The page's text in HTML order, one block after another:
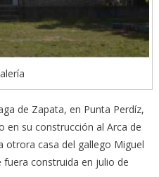
de Zapata, en Punta Perdíz,
en su construcción al Arca de
otrora casa del gallego Miguel
fuera construida en julio de